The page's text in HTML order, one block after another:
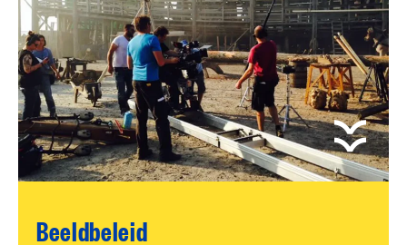
Beeldbeleid